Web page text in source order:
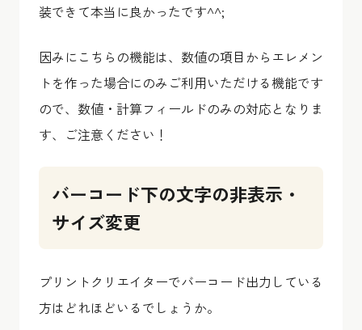
装できて本当に良かったです^^;
因みにこちらの機能は、数値の項目からエレメン
トを作った場合にのみご利用いただける機能です
ので、数値・計算フィールドのみの対応となりま
す、ご注意ください！
バーコード下の文字の非表示・
サイズ変更
プリントクリエイターでバーコード出力している
方はどれほどいるでしょうか。